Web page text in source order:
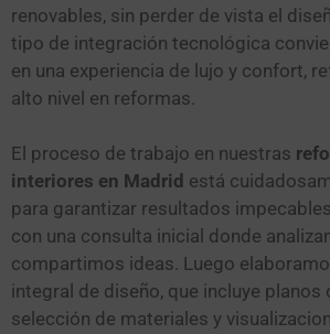
renovables, sin perder de vista el
tipo de integración tecnológica
en una experiencia de lujo y confort,
alto nivel en reformas.
El proceso de trabajo en nuestras
interiores en Madrid está
para garantizar resultados
con una consulta inicial donde
compartimos ideas. Luego
integral de diseño, que incluye planos
selección de materiales y